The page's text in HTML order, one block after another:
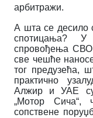
арбитражи.
А шта се десило
спотицања?
спровођења
све чешће
тог предузећа,
практично
Алжир и УАЕ су
„Мотор Сича“,
сопствене